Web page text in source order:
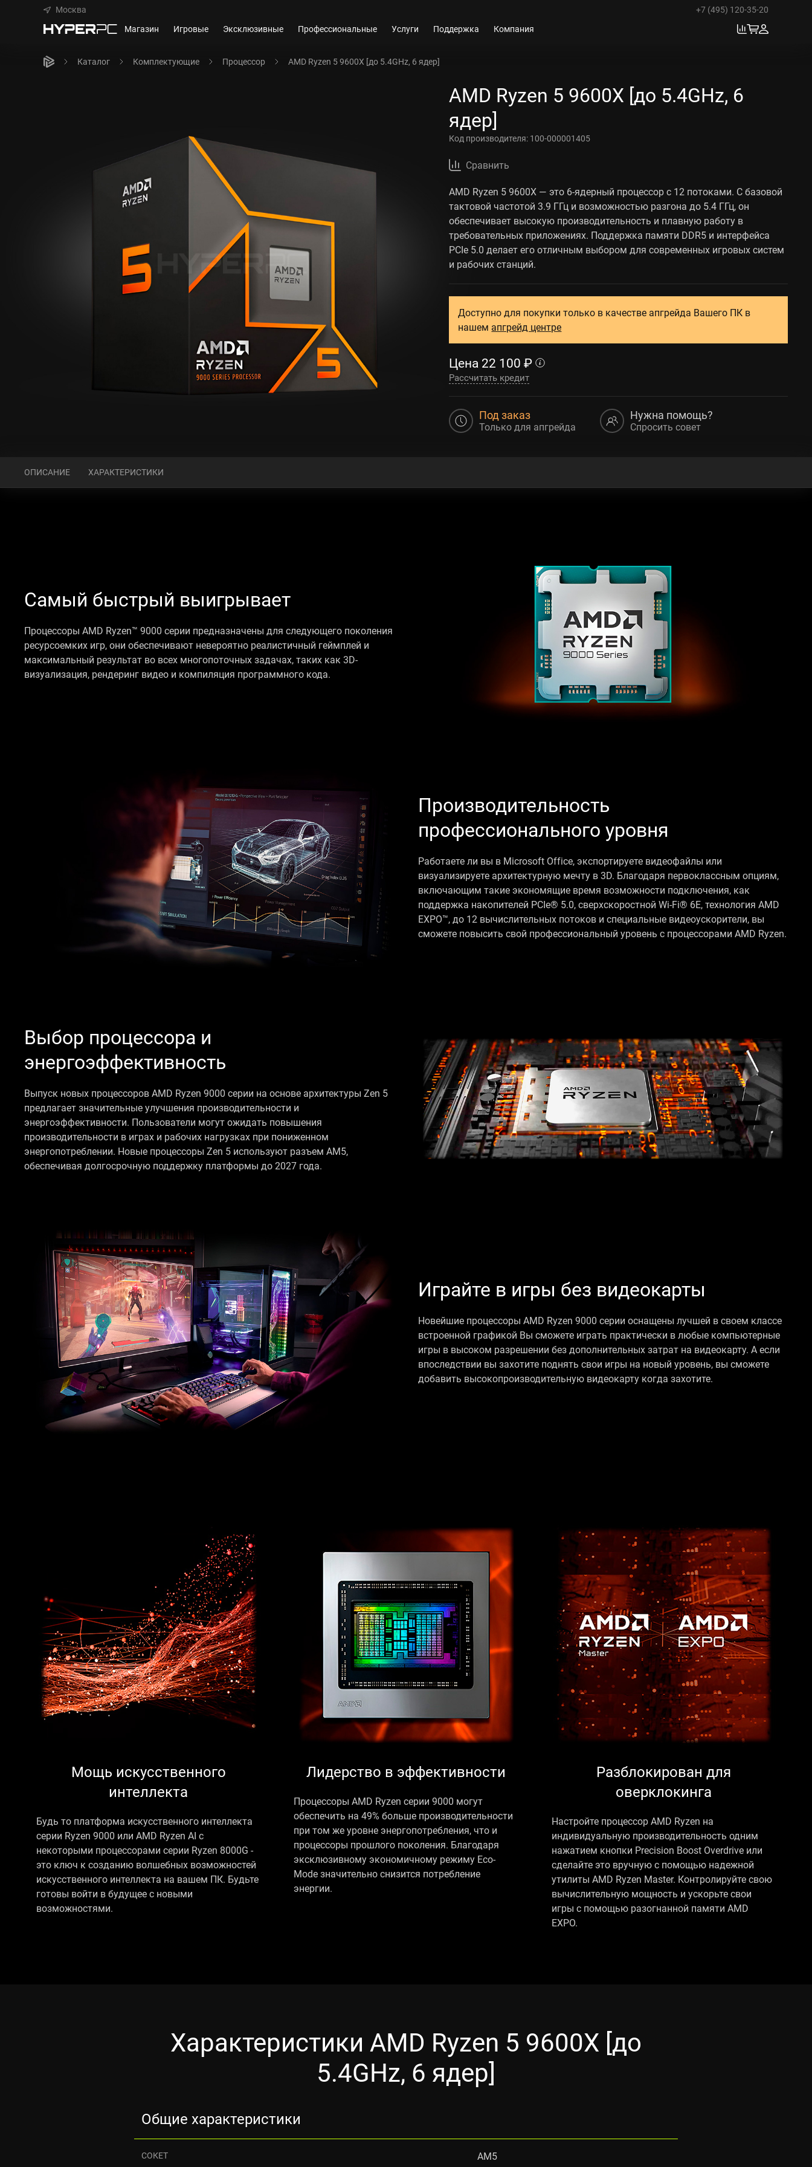
Москва
+7 (495) 120-35-20
Магазин
Игровые Эксклюзивные Профессиональные Услуги Поддержка Компания
Каталог Комплектующие Процессор AMD Ryzen 5 9600X [до 5.4GHz, 6 ядер]
AMD Ryzen 5 9600X [до 5.4GHz, 6
ядер]
Код производителя: 100-000001405
Сравнить
AMD Ryzen 5 9600X — это 6-ядерный процессор с 12 потоками. С базовой
тактовой частотой 3.9 ГГц и возможностью разгона до 5.4 ГГц, он
обеспечивает высокую производительность и плавную работу в
требовательных приложениях. Поддержка памяти DDR5 и интерфейса
PCIe 5.0 делает его отличным выбором для современных игровых систем
и рабочих станций.
Доступно для покупки только в качестве апгрейда Вашего ПК в
нашем апгрейд центре
Цена 22 100 ₽
Рассчитать кредит
Под заказ
Только для апгрейда
Нужна помощь?
Спросить совет
ОПИСАНИЕ ХАРАКТЕРИСТИКИ
Самый быстрый выигрывает
Процессоры AMD Ryzen™ 9000 серии предназначены для следующего поколения
ресурсоемких игр, они обеспечивают невероятно реалистичный геймплей и
максимальный результат во всех многопоточных задачах, таких как 3D-
визуализация, рендеринг видео и компиляция программного кода.
Производительность
профессионального уровня
Работаете ли вы в Microsoft Office, экспортируете видеофайлы или
визуализируете архитектурную мечту в 3D. Благодаря первоклассным опциям,
включающим такие экономящие время возможности подключения, как
поддержка накопителей PCIe® 5.0, сверхскоростной Wi-Fi® 6E, технология AMD
EXPO™, до 12 вычислительных потоков и специальные видеоускорители, вы
сможете повысить свой профессиональный уровень с процессорами AMD Ryzen.
Выбор процессора и
энергоэффективность
Выпуск новых процессоров AMD Ryzen 9000 серии на основе архитектуры Zen 5
предлагает значительные улучшения производительности и
энергоэффективности. Пользователи могут ожидать повышения
производительности в играх и рабочих нагрузках при пониженном
энергопотреблении. Новые процессоры Zen 5 используют разъем AM5,
обеспечивая долгосрочную поддержку платформы до 2027 года.
Играйте в игры без видеокарты
Новейшие процессоры AMD Ryzen 9000 серии оснащены лучшей в своем классе
встроенной графикой Вы сможете играть практически в любые компьютерные
игры в высоком разрешении без дополнительных затрат на видеокарту. А если
впоследствии вы захотите поднять свои игры на новый уровень, вы сможете
добавить высокопроизводительную видеокарту когда захотите.
Мощь искусственного
интеллекта
Будь то платформа искусственного интеллекта
серии Ryzen 9000 или AMD Ryzen AI с
некоторыми процессорами серии Ryzen 8000G -
это ключ к созданию волшебных возможностей
искусственного интеллекта на вашем ПК. Будьте
готовы войти в будущее с новыми
возможностями.
Лидерство в эффективности
Процессоры AMD Ryzen серии 9000 могут
обеспечить на 49% больше производительности
при том же уровне энергопотребления, что и
процессоры прошлого поколения. Благодаря
эксклюзивному экономичному режиму Eco-
Mode значительно снизится потребление
энергии.
Разблокирован для
оверклокинга
Настройте процессор AMD Ryzen на
индивидуальную производительность одним
нажатием кнопки Precision Boost Overdrive или
сделайте это вручную с помощью надежной
утилиты AMD Ryzen Master. Контролируйте свою
вычислительную мощность и ускорьте свои
игры с помощью разогнанной памяти AMD
EXPO.
Характеристики AMD Ryzen 5 9600X [до
5.4GHz, 6 ядер]
Общие характеристики
СОКЕТ AM5